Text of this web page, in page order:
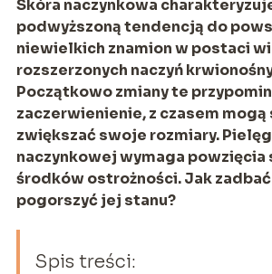
Skóra naczynkowa
podwyższoną tendencją do
niewielkich znamion w postaci
rozszerzonych naczyń
Początkowo zmiany te
zaczerwienienie, z czasem mogą
zwiększać swoje rozmiary.
naczynkowej wymaga powzięcia
środków ostrożności. Jak zadbać
pogorszyć jej stanu?
Spis treści: